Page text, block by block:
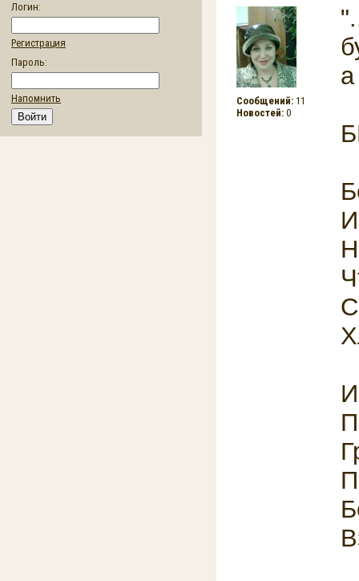
Логин:
Регистрация
Пароль:
Напомнить Сообщений: 11
Новостей: 0